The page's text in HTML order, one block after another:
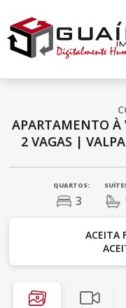
APARTAMENTO À
2 VAGAS |
QUARTOS:
3
ACEITA